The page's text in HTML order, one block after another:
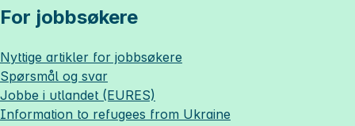
For jobbsøkere
Nyttige artikler for jobbsøkere
Spørsmål og svar
Jobbe i utlandet (EURES)
Information to refugees from Ukraine